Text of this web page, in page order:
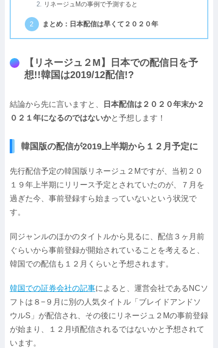
リネージュMの事例で予測すると
まとめ：日本配信は早くて２０２０年
【リネージュ２M】日本での配信日を予
想!!韓国は2019/12配信!?
結論から先に言いますと、
日本配信は２０２０年末か２
０２１年になるのではないかと予想します！
韓国版の配信が2019上半期から１２月予定に
先行配信予定の韓国版リネージュ２Mですが、当初２０
１９年上半期にリリース予定とされていたのが、７月を
過ぎた今、事前登録すら始まっていないという状況で
す。
同ジャンルのほかのタイトルから見るに、配信３ヶ月前
ぐらいから事前登録が開始されていることを考えると、
韓国での配信も１２月くらいと予想されます。
韓国での証券会社の記事によると、運営会社であるNCソ
フトは８−９月に別の人気タイトル「ブレイドアンドソ
ウルS」が配信され、その後にリネージュ２Mの事前登録
が始まり、１２月頃配信されるではないかと予想されて
います。